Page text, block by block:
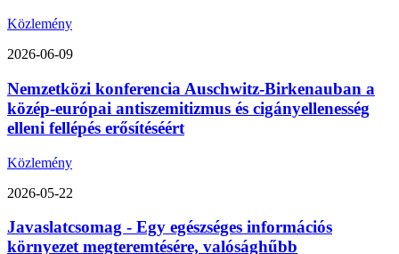
Közlemény
2026-06-09
Nemzetközi konferencia Auschwitz-Birkenauban a
közép-európai antiszemitizmus és cigányellenesség
elleni fellépés erősítéséért
Közlemény
2026-05-22
Javaslatcsomag - Egy egészséges információs
környezet megteremtésére, valósághűbb